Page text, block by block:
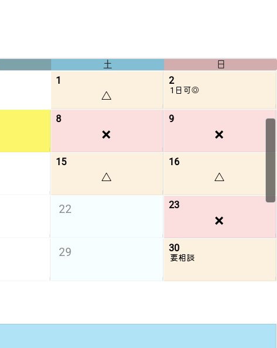
1
△
2
1日可◎
8
❌
9
❌
15
△
16
△
22 23
❌
29 30
要相談
土 日